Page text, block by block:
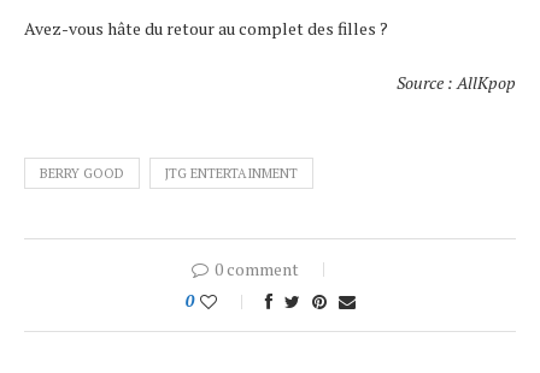
Avez-vous hâte du retour au complet des filles ?
Source : AllKpop
BERRY GOOD JTG ENTERTAINMENT
0 comment
0